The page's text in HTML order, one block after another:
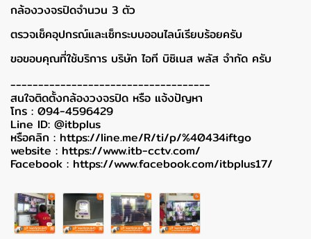
กล้องวงจรปิดจำนวน 3 ตัว
ตรวจเช็คอุปกรณ์และเซ็ทระบบออนไลน์เรียบร้อยครับ
ขอขอบคุณที่ใช้บริการ บริษัท ไอที บิซิเนส พลัส จำกัด ครับ
------------------------------------
สนใจติดตั้งกล้องวงจรปิด หรือ แจ้งปัญหา
โทร : 094-4596429
Line ID: @itbplus
หรือคลิก : https://line.me/R/ti/p/%40434iftgo
website : https://www.itb-cctv.com/
Facebook : https://www.facebook.com/itbplus17/